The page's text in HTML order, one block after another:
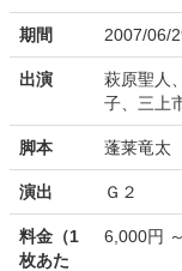
期間 2007/06/
出演
萩原聖人
子、三上
脚本 蓬莱竜太
演出 Ｇ２
料金（1
枚あた
6,000円